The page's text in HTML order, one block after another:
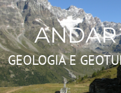
ANDAR
GEOLOGIA E